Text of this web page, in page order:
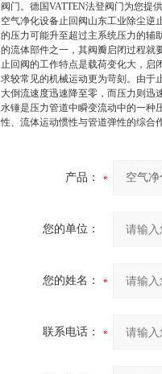
阀门。德国VATTEN法登阀门为您提
空气净化设备止回阀山东工业除尘逆
的压力可能升至超过主系统压力的辅
的流体部件之一，其阀瓣启闭过程就
止回阀的工作特点是载荷变化大，启
求较常见的机械运动更为苛刻。由于
大倒流速度迅速降至零，而压力则迅
水锤是压力管道中瞬变流动中的一种
性、流体运动惯性与管道弹性的综合
产品：
您的单位：
您的姓名：
联系电话：